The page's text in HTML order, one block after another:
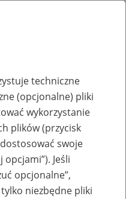
lub
pracy
techniczne
(opcjonalne) pliki
wykorzystanie
plików (przycisk
swoje
opcjami”). Jeśli
opcjonalne”,
niezbędne pliki